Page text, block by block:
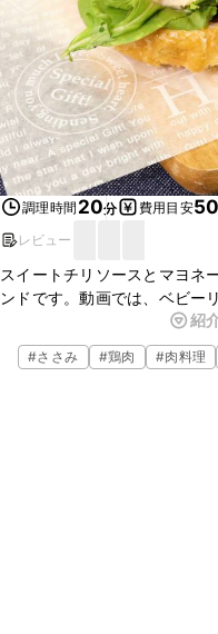
調理時間 20分 費用目安
レビュー
スイートチリソースとマヨネ
ンドです。動画では、ベビー
大丈夫です。パンの種類を変
ンで是非お試しください！
紹
#ささみ #鶏肉 #肉料理